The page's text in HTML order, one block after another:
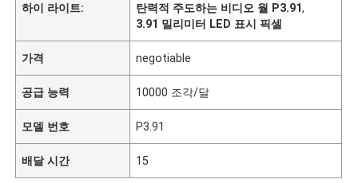
하이 라이트:
탄력적 주도하는 비디오 월 P3.91,
3.91 밀리미터 LED 표시 픽셀
가격 negotiable
공급 능력 10000 조각/달
모델 번호 P3.91
배달 시간 15